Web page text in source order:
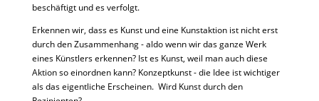
beschäftigt und es verfolgt.
Erkennen wir, dass es Kunst und eine Kunstaktion ist nicht erst
durch den Zusammenhang - aldo wenn wir das ganze Werk
eines Künstlers erkennen? Ist es Kunst, weil man auch diese
Aktion so einordnen kann? Konzeptkunst - die Idee ist wichtiger
als das eigentliche Erscheinen. Wird Kunst durch den